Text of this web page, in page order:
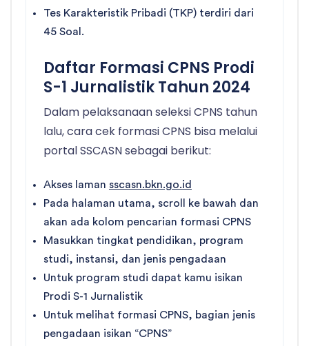
Tes Karakteristik Pribadi (TKP) terdiri dari
45 Soal.
Daftar Formasi CPNS Prodi
S-1 Jurnalistik Tahun 2024
Dalam pelaksanaan seleksi CPNS tahun
lalu, cara cek formasi CPNS bisa melalui
portal SSCASN sebagai berikut:
Akses laman sscasn.bkn.go.id
Pada halaman utama, scroll ke bawah dan
akan ada kolom pencarian formasi CPNS
Masukkan tingkat pendidikan, program
studi, instansi, dan jenis pengadaan
Untuk program studi dapat kamu isikan
Prodi S-1 Jurnalistik
Untuk melihat formasi CPNS, bagian jenis
pengadaan isikan “CPNS”